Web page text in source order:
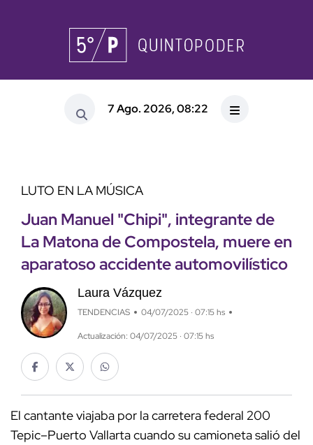
7 Ago. 2026, 08:22
LUTO EN LA MÚSICA
Juan Manuel "Chipi", integrante de
La Matona de Compostela, muere en
aparatoso accidente automovilístico
Laura Vázquez
TENDENCIAS 04/07/2025 · 07:15 hs
Actualización: 04/07/2025 · 07:15 hs
El cantante viajaba por la carretera federal 200
Tepic–Puerto Vallarta cuando su camioneta salió del